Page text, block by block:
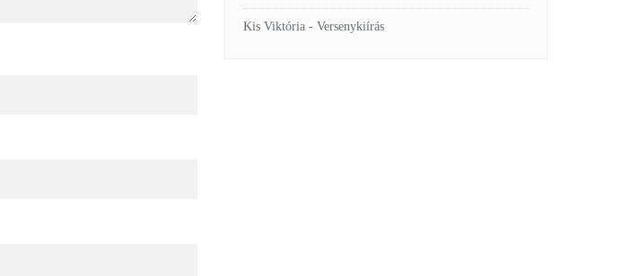
Kis Viktória - Versenykiírás